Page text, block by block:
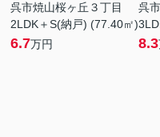
呉市焼山桜ヶ丘３丁目
2LDK＋S(納戸) (77.40㎡)
6.7万円
呉
8.3